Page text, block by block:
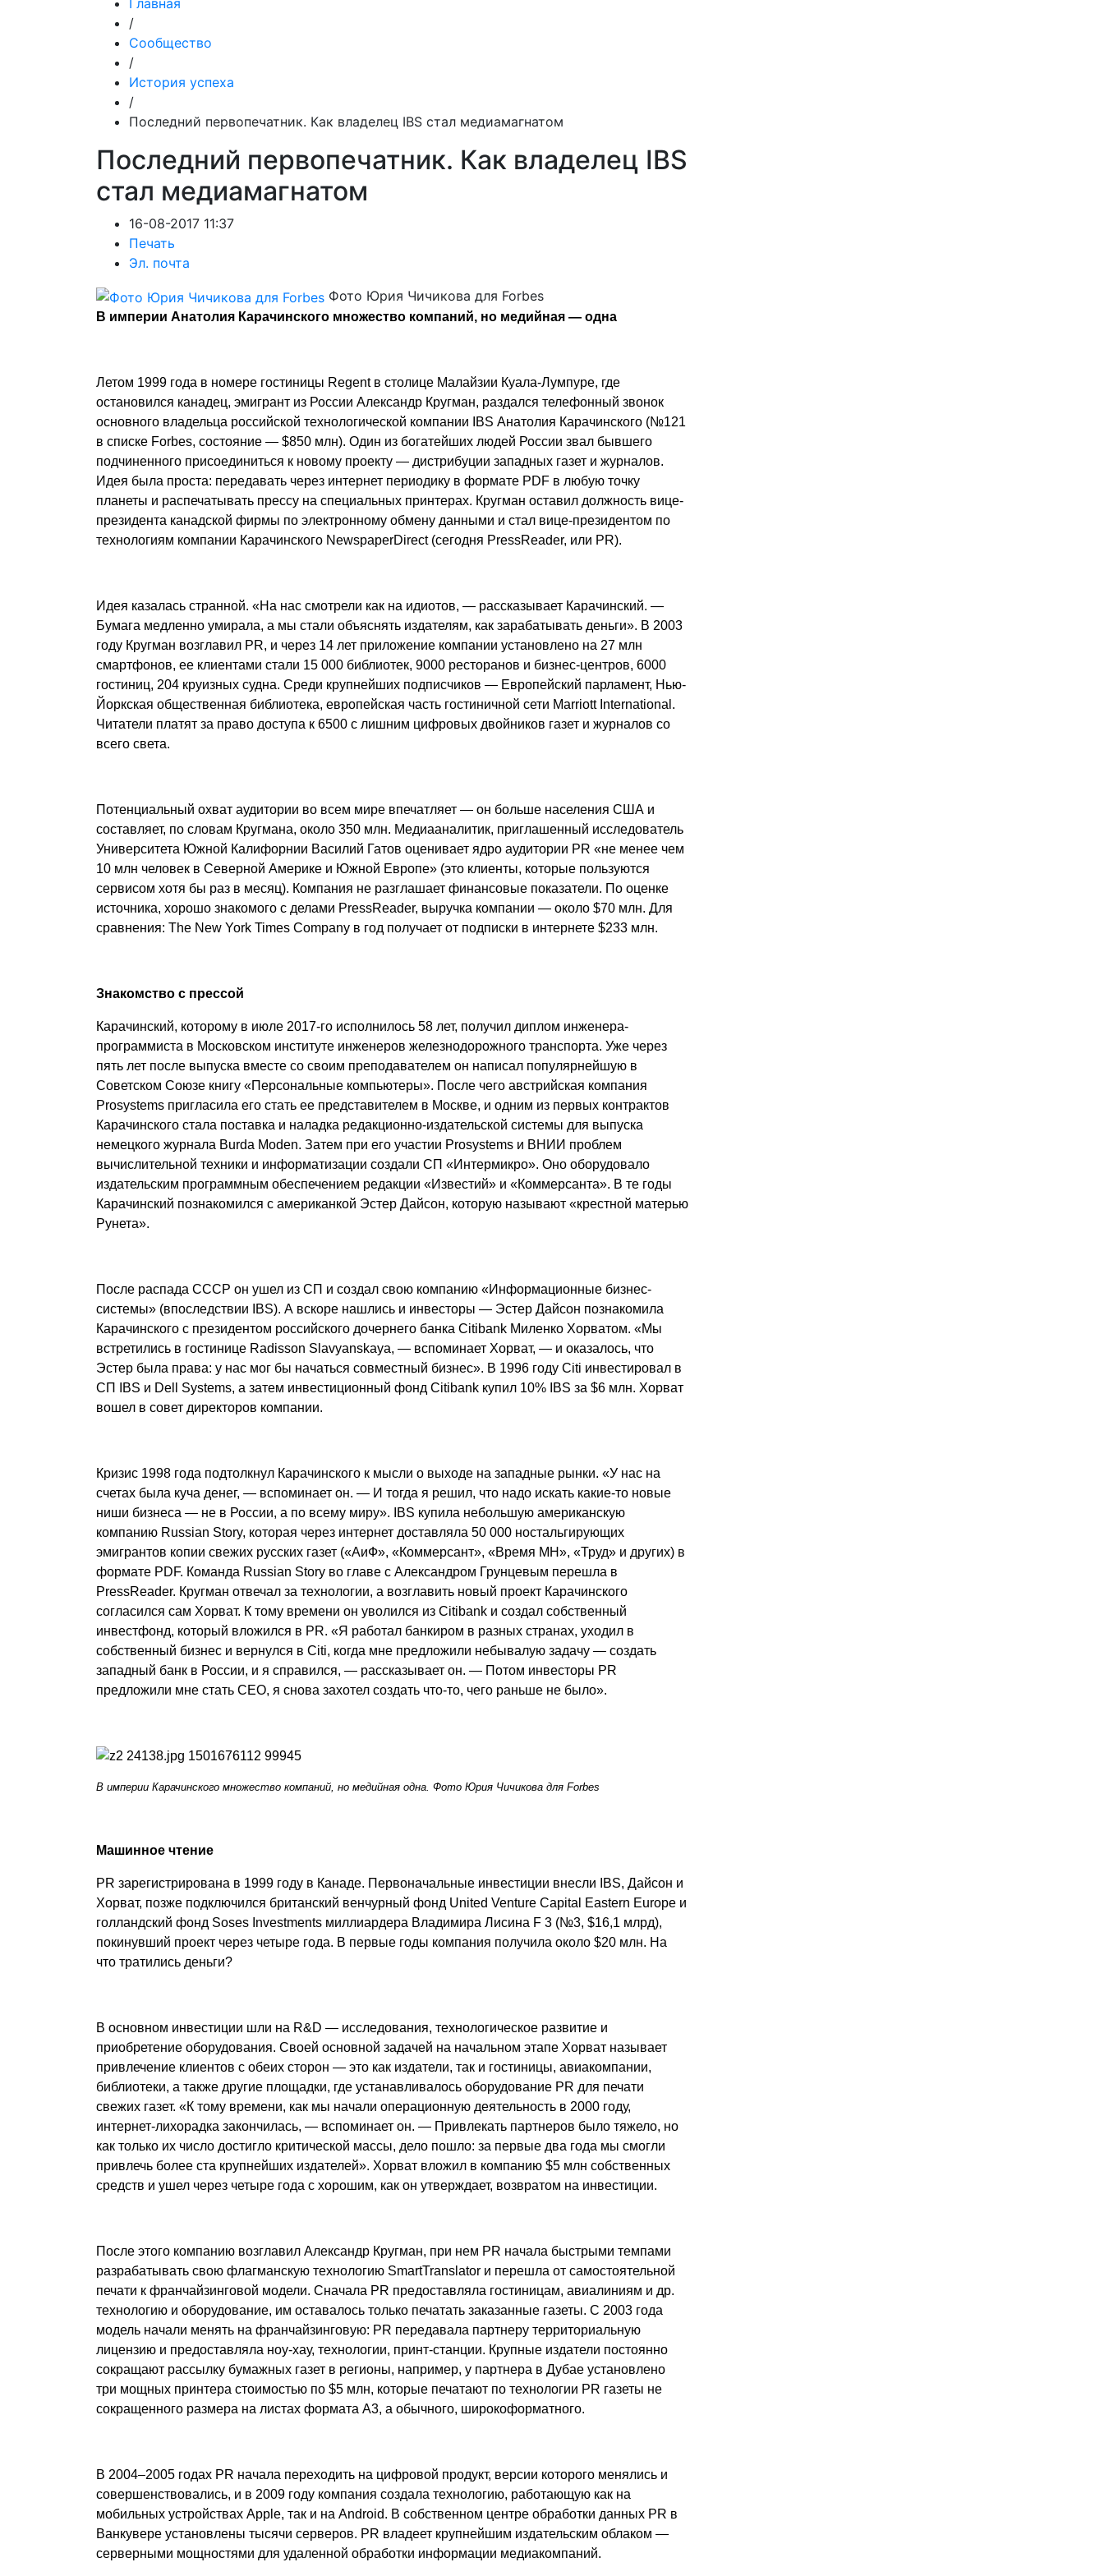
Главная
/
Сообщество
/
История успеха
/
Последний первопечатник. Как владелец IBS стал медиамагнатом
Последний первопечатник. Как владелец IBS
стал медиамагнатом
16-08-2017 11:37
Печать
Эл. почта
Фото Юрия Чичикова для Forbes
В империи Анатолия Карачинского множество компаний, но медийная — одна
Летом 1999 года в номере гостиницы Regent в столице Малайзии Куала-Лумпуре, где
остановился канадец, эмигрант из России Александр Кругман, раздался телефонный звонок
основного владельца российской технологической компании IBS Анатолия Карачинского (№121
в списке Forbes, состояние — $850 млн). Один из богатейших людей России звал бывшего
подчиненного присоединиться к новому проекту — дистрибуции западных газет и журналов.
Идея была проста: передавать через интернет периодику в формате PDF в любую точку
планеты и распечатывать прессу на специальных принтерах. Кругман оставил должность вице-
президента канадской фирмы по электронному обмену данными и стал вице-президентом по
технологиям компании Карачинского NewspaperDirect (сегодня PressReader, или PR).
Идея казалась странной. «На нас смотрели как на идиотов, — рассказывает Карачинский. —
Бумага медленно умирала, а мы стали объяснять издателям, как зарабатывать деньги». В 2003
году Кругман возглавил PR, и через 14 лет приложение компании установлено на 27 млн
смартфонов, ее клиентами стали 15 000 библиотек, 9000 ресторанов и бизнес-центров, 6000
гостиниц, 204 круизных судна. Среди крупнейших подписчиков — Европейский парламент, Нью-
Йоркская общественная библиотека, европейская часть гостиничной сети Marriott International.
Читатели платят за право доступа к 6500 с лишним цифровых двойников газет и журналов со
всего света.
Потенциальный охват аудитории во всем мире впечатляет — он больше населения США и
составляет, по словам Кругмана, около 350 млн. Медиааналитик, приглашенный исследователь
Университета Южной Калифорнии Василий Гатов оценивает ядро аудитории PR «не менее чем
10 млн человек в Северной Америке и Южной Европе» (это клиенты, которые пользуются
сервисом хотя бы раз в месяц). Компания не разглашает финансовые показатели. По оценке
источника, хорошо знакомого с делами PressReader, выручка компании — около $70 млн. Для
сравнения: The New York Times Company в год получает от подписки в интернете $233 млн.
Знакомство с прессой
Карачинский, которому в июле 2017-го исполнилось 58 лет, получил диплом инженера-
программиста в Московском институте инженеров железнодорожного транспорта. Уже через
пять лет после выпуска вместе со своим преподавателем он написал популярнейшую в
Советском Союзе книгу «Персональные компьютеры». После чего австрийская компания
Prosystems пригласила его стать ее представителем в Москве, и одним из первых контрактов
Карачинского стала поставка и наладка редакционно-издательской системы для выпуска
немецкого журнала Burda Moden. Затем при его участии Prosystems и ВНИИ проблем
вычислительной техники и информатизации создали СП «Интермикро». Оно оборудовало
издательским программным обеспечением редакции «Известий» и «Коммерсанта». В те годы
Карачинский познакомился с американкой Эстер Дайсон, которую называют «крестной матерью
Рунета».
После распада СССР он ушел из СП и создал свою компанию «Информационные бизнес-
системы» (впоследствии IBS). А вскоре нашлись и инвесторы — Эстер Дайсон познакомила
Карачинского с президентом российского дочернего банка Citibank Миленко Хорватом. «Мы
встретились в гостинице Radisson Slavyanskaya, — вспоминает Хорват, — и оказалось, что
Эстер была права: у нас мог бы начаться совместный бизнес». В 1996 году Citi инвестировал в
СП IBS и Dell Systems, а затем инвестиционный фонд Citibank купил 10% IBS за $6 млн. Хорват
вошел в совет директоров компании.
Кризис 1998 года подтолкнул Карачинского к мысли о выходе на западные рынки. «У нас на
счетах была куча денег, — вспоминает он. — И тогда я решил, что надо искать какие-то новые
ниши бизнеса — не в России, а по всему миру». IBS купила небольшую американскую
компанию Russian Story, которая через интернет доставляла 50 000 ностальгирующих
эмигрантов копии свежих русских газет («АиФ», «Коммерсант», «Время МН», «Труд» и других) в
формате PDF. Команда Russian Story во главе с Александром Грунцевым перешла в
PressReader. Кругман отвечал за технологии, а возглавить новый проект Карачинского
согласился сам Хорват. К тому времени он уволился из Citibank и создал собственный
инвестфонд, который вложился в PR. «Я работал банкиром в разных странах, уходил в
собственный бизнес и вернулся в Citi, когда мне предложили небывалую задачу — создать
западный банк в России, и я справился, — рассказывает он. — Потом инвесторы PR
предложили мне стать CEO, я снова захотел создать что-то, чего раньше не было».
В империи Карачинского множество компаний, но медийная одна. Фото Юрия Чичикова для Forbes
Машинное чтение
PR зарегистрирована в 1999 году в Канаде. Первоначальные инвестиции внесли IBS, Дайсон и
Хорват, позже подключился британский венчурный фонд United Venture Capital Eastern Europe и
голландский фонд Soses Investments миллиардера Владимира Лисина F 3 (№3, $16,1 млрд),
покинувший проект через четыре года. В первые годы компания получила около $20 млн. На
что тратились деньги?
В основном инвестиции шли на R&D — исследования, технологическое развитие и
приобретение оборудования. Своей основной задачей на начальном этапе Хорват называет
привлечение клиентов с обеих сторон — это как издатели, так и гостиницы, авиакомпании,
библиотеки, а также другие площадки, где устанавливалось оборудование PR для печати
свежих газет. «К тому времени, как мы начали операционную деятельность в 2000 году,
интернет-лихорадка закончилась, — вспоминает он. — Привлекать партнеров было тяжело, но
как только их число достигло критической массы, дело пошло: за первые два года мы смогли
привлечь более ста крупнейших издателей». Хорват вложил в компанию $5 млн собственных
средств и ушел через четыре года с хорошим, как он утверждает, возвратом на инвестиции.
После этого компанию возглавил Александр Кругман, при нем PR начала быстрыми темпами
разрабатывать свою флагманскую технологию SmartTranslator и перешла от самостоятельной
печати к франчайзинговой модели. Сначала PR предоставляла гостиницам, авиалиниям и др.
технологию и оборудование, им оставалось только печатать заказанные газеты. С 2003 года
модель начали менять на франчайзинговую: PR передавала партнеру территориальную
лицензию и предоставляла ноу-хау, технологии, принт-станции. Крупные издатели постоянно
сокращают рассылку бумажных газет в регионы, например, у партнера в Дубае установлено
три мощных принтера стоимостью по $5 млн, которые печатают по технологии PR газеты не
сокращенного размера на листах формата А3, а обычного, широкоформатного.
В 2004–2005 годах PR начала переходить на цифровой продукт, версии которого менялись и
совершенствовались, и в 2009 году компания создала технологию, работающую как на
мобильных устройствах Apple, так и на Android. В собственном центре обработки данных PR в
Ванкувере установлены тысячи серверов. PR владеет крупнейшим издательским облаком —
серверными мощностями для удаленной обработки информации медиакомпаний.